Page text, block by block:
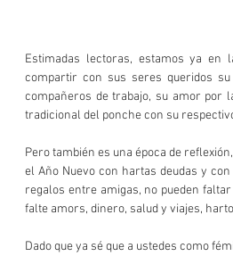
Estimadas lectoras, estamos ya en
compartir con sus seres queridos
compañeros de trabajo, su amor por
tradicional del ponche con su
Pero también es una época de
el Año Nuevo con hartas deudas y
regalos entre amigas, no pueden
falte amors, dinero, salud y viajes,
Dado que ya sé que a ustedes como